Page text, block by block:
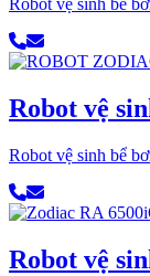
Robot vệ sinh bể
Robot vệ
Robot vệ sinh bể
Robot vệ